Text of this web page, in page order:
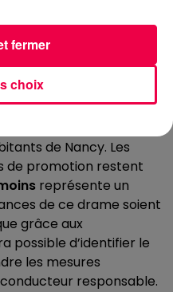
EST LANCÉ
en médecine a
de Nancy. Les
de promotion restent
représente un
de ce drame soient
grâce aux
possible d’identifier le
les mesures
responsable.
choix
fermer